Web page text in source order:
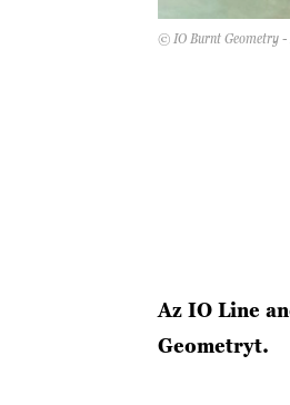
© IO Burnt Geometry -
Az IO Line
Geometryt.